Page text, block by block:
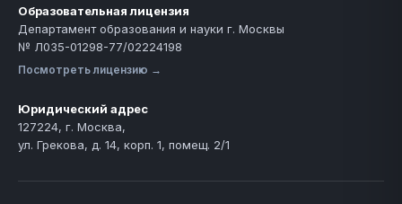
Образовательная лицензия
Департамент образования и науки г. Москвы
№ Л035-01298-77/02224198
Посмотреть лицензию →
Юридический адрес
127224, г. Москва,
ул. Грекова, д. 14, корп. 1, помещ. 2/1